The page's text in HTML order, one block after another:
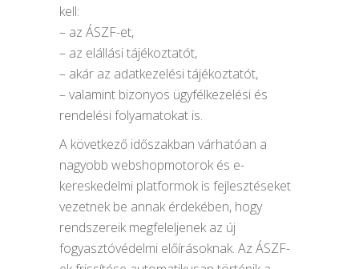
kell:
– az ÁSZF-et,
– az elállási tájékoztatót,
– akár az adatkezelési tájékoztatót,
– valamint bizonyos ügyfélkezelési és
rendelési folyamatokat is.
A következő időszakban várhatóan a
nagyobb webshopmotorok és e-
kereskedelmi platformok is fejlesztéseket
vezetnek be annak érdekében, hogy
rendszereik megfeleljenek az új
fogyasztóvédelmi előírásoknak. Az ÁSZF-